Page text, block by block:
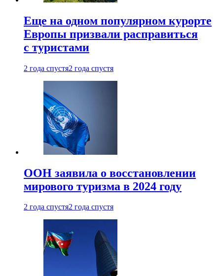
Еще на одном популярном курорте
Европы призвали расправиться
с туристами
2 года спустя2 года спустя
ООН заявила о восстановлении
мирового туризма в 2024 году
2 года спустя2 года спустя